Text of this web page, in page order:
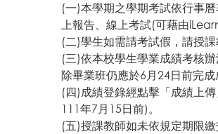
(一)本學期之學期考試依行事
上報告、線上考試(可藉由
(二)學生如需請考試假，請授
(三)依本校學生學業成績考核
除畢業班仍應於6月24日前完
(四)成績登錄經點擊「成績上
111年7月15日前)。
(五)授課教師如未依規定期限